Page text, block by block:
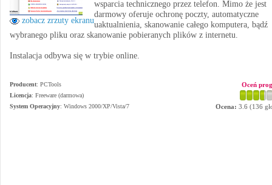
zobacz zrzuty ekranu
wsparcia technicznego przez telefon. Mimo że jest
darmowy oferuje ochronę poczty, automatyczne
uaktualnienia, skanowanie całego komputera, bądź
wybranego pliku oraz skanowanie pobieranych plików z internetu.
Instalacja odbywa się w trybie online.
Producent: PCTools
Licencja: Freeware (darmowa)
System Operacyjny: Windows 2000/XP/Vista/7
Oceń
Ocena: 3.6 (136